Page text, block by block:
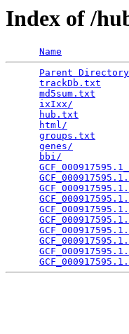
Index of /
Name
Parent Directory
trackDb.txt
md5sum.txt
ixIxx/
hub.txt
html/
groups.txt
genes/
bbi/